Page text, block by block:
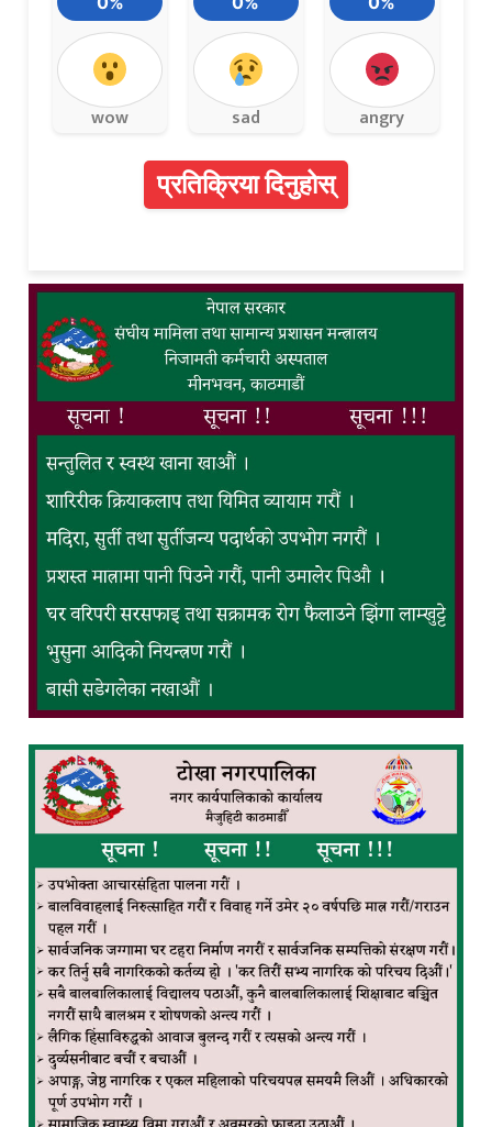
wow sad angry
प्रतिक्रिया दिनुहोस्